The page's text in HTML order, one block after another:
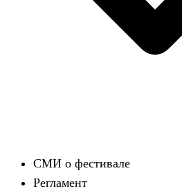
СМИ о фестивале
Регламент